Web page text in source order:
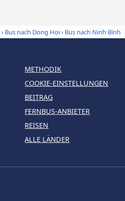
› Bus nach Dong Hoi› Bus nach Ninh Bình
METHODIK
COOKIE-EINSTELLUNGEN
BEITRAG
FERNBUS-ANBIETER
REISEN
ALLE LÄNDER